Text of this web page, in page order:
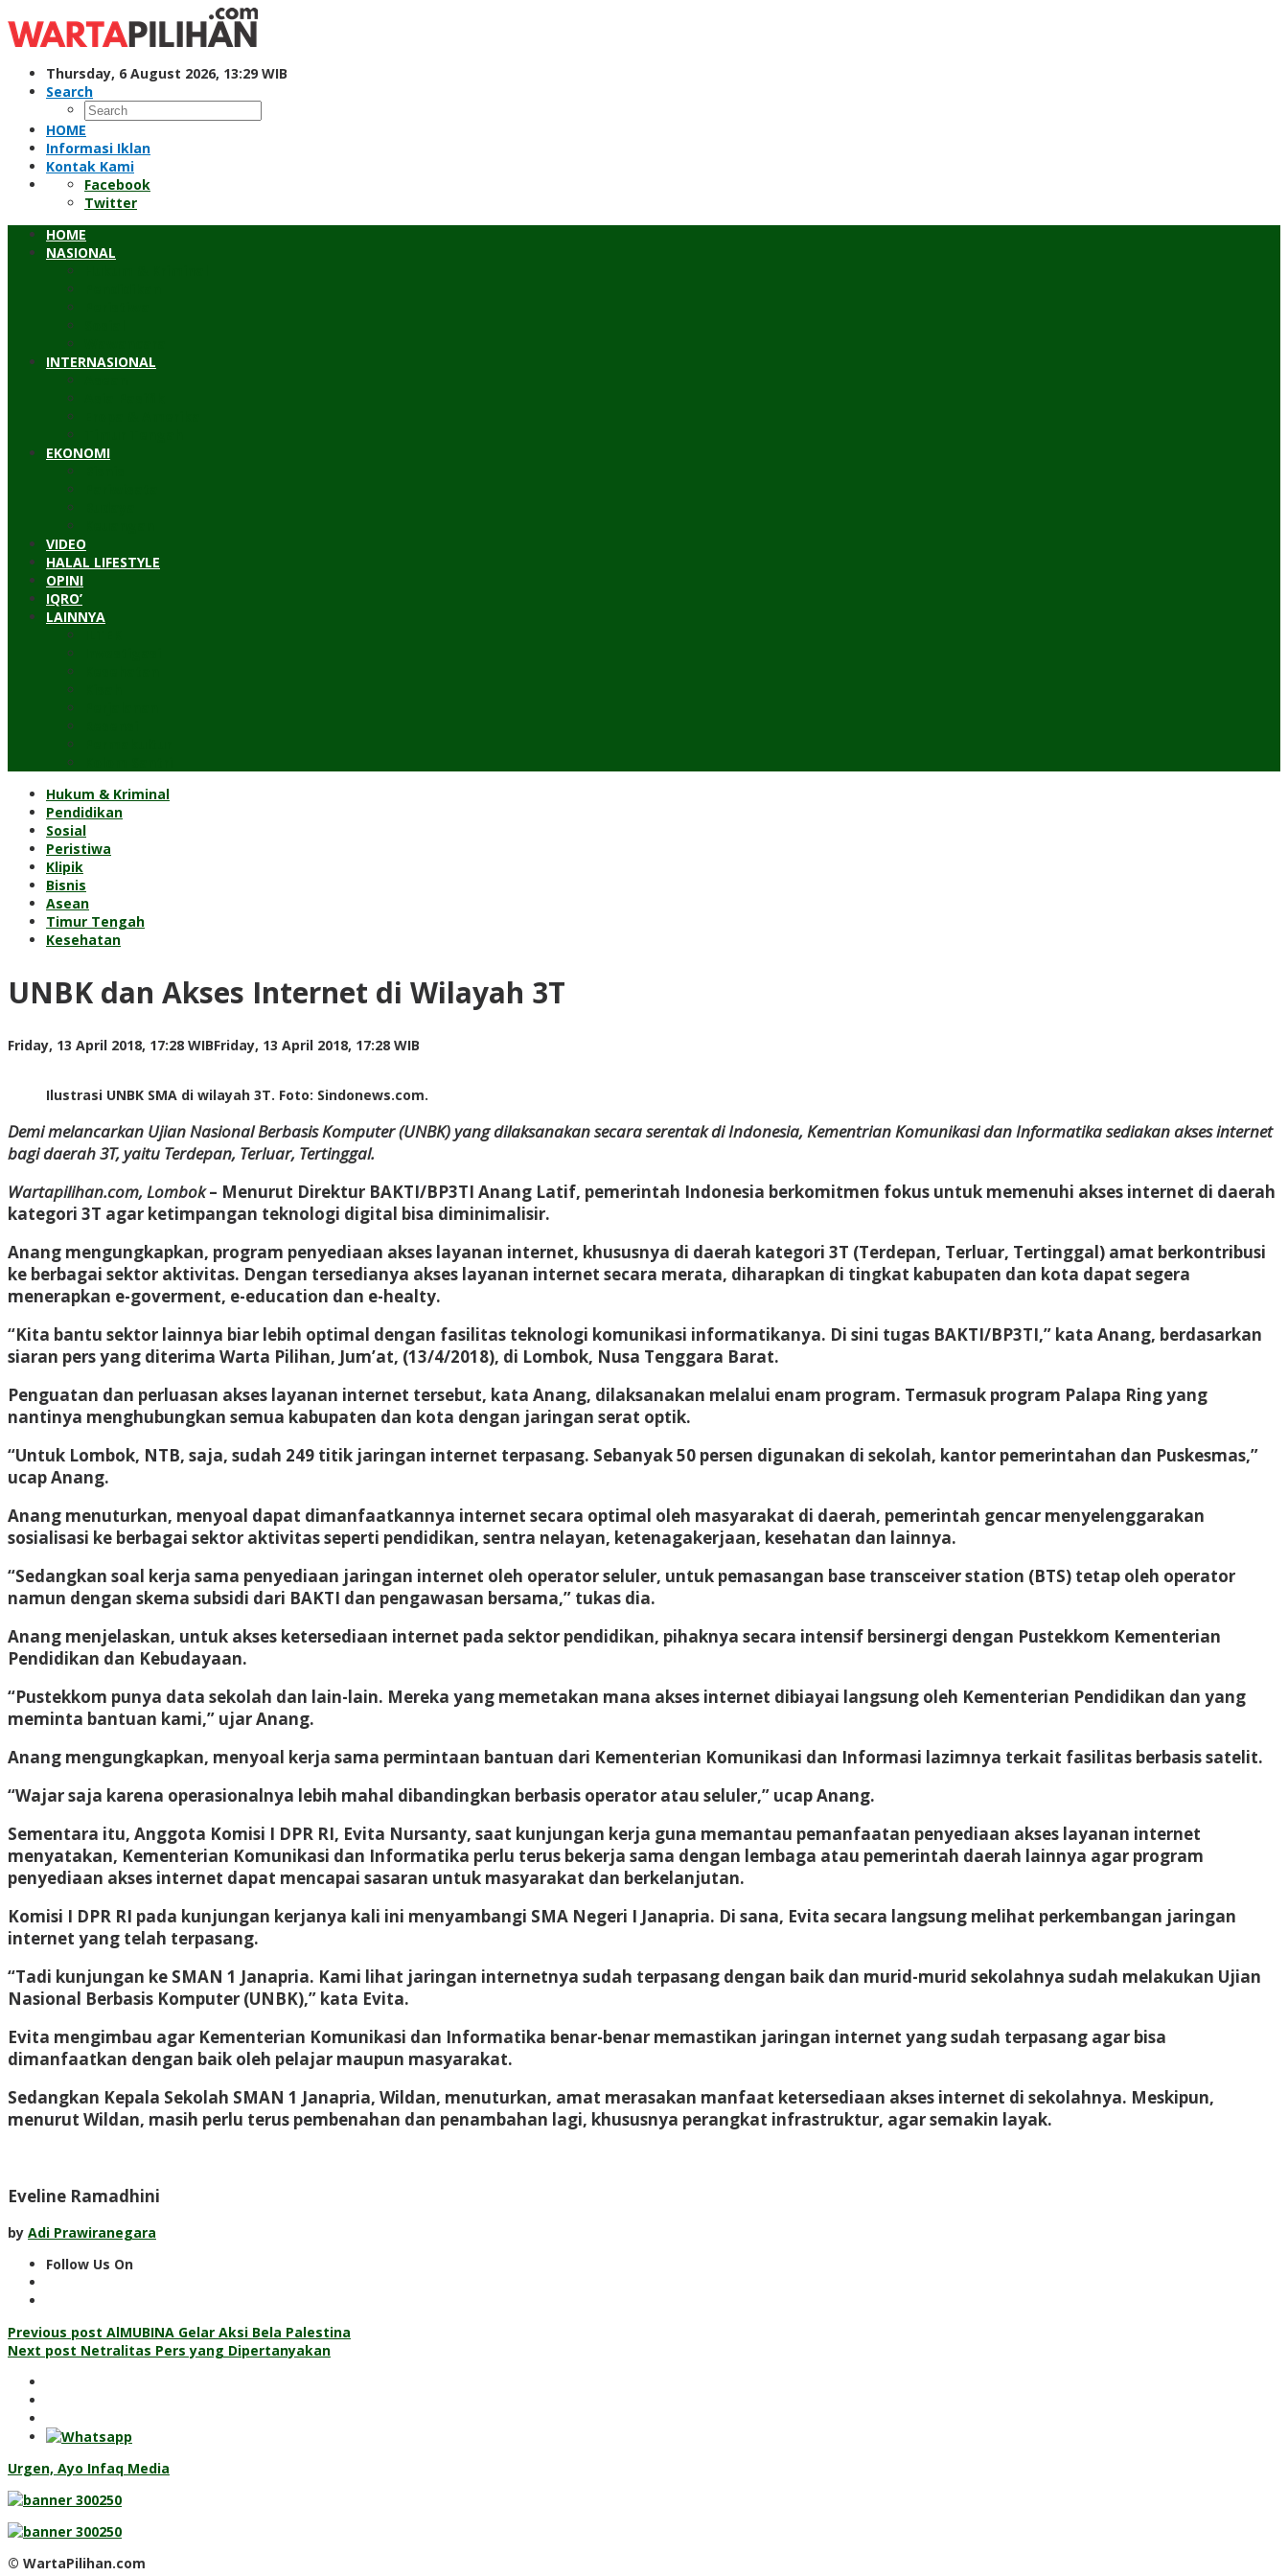
to
content
Thursday, 6 August 2026, 13:29 WIB
Search
HOME
Informasi Iklan
Kontak Kami
Facebook
Twitter
HOME
NASIONAL
INTERNASIONAL
EKONOMI
VIDEO
HALAL LIFESTYLE
OPINI
IQRO’
LAINNYA
Hukum & Kriminal
Pendidikan
Sosial
Peristiwa
Klipik
Bisnis
Asean
Timur Tengah
Kesehatan
UNBK dan Akses Internet di Wilayah 3T
Friday, 13 April 2018, 17:28 WIBFriday, 13 April 2018, 17:28 WIB
Ilustrasi UNBK SMA di wilayah 3T. Foto: Sindonews.com.
Demi melancarkan Ujian Nasional Berbasis Komputer (UNBK) yang dilaksanakan secara serentak di Indonesia, Kementrian Komunikasi dan Informatika sediakan akses internet
bagi daerah 3T, yaitu Terdepan, Terluar, Tertinggal.
Wartapilihan.com, Lombok– Menurut Direktur BAKTI/BP3TI Anang Latif, pemerintah Indonesia berkomitmen fokus untuk memenuhi akses internet di daerah
kategori 3T agar ketimpangan teknologi digital bisa diminimalisir.
Anang mengungkapkan, program penyediaan akses layanan internet, khususnya di daerah kategori 3T (Terdepan, Terluar, Tertinggal) amat berkontribusi
ke berbagai sektor aktivitas. Dengan tersedianya akses layanan internet secara merata, diharapkan di tingkat kabupaten dan kota dapat segera
menerapkan e-goverment, e-education dan e-healty.
“Kita bantu sektor lainnya biar lebih optimal dengan fasilitas teknologi komunikasi informatikanya. Di sini tugas BAKTI/BP3TI,” kata Anang, berdasarkan
siaran pers yang diterima Warta Pilihan, Jum’at, (13/4/2018), di Lombok, Nusa Tenggara Barat.
Penguatan dan perluasan akses layanan internet tersebut, kata Anang, dilaksanakan melalui enam program. Termasuk program Palapa Ring yang
nantinya menghubungkan semua kabupaten dan kota dengan jaringan serat optik.
“Untuk Lombok, NTB, saja, sudah 249 titik jaringan internet terpasang. Sebanyak 50 persen digunakan di sekolah, kantor pemerintahan dan Puskesmas,”
ucap Anang.
Anang menuturkan, menyoal dapat dimanfaatkannya internet secara optimal oleh masyarakat di daerah, pemerintah gencar menyelenggarakan
sosialisasi ke berbagai sektor aktivitas seperti pendidikan, sentra nelayan, ketenagakerjaan, kesehatan dan lainnya.
“Sedangkan soal kerja sama penyediaan jaringan internet oleh operator seluler, untuk pemasangan base transceiver station (BTS) tetap oleh operator
namun dengan skema subsidi dari BAKTI dan pengawasan bersama,” tukas dia.
Anang menjelaskan, untuk akses ketersediaan internet pada sektor pendidikan, pihaknya secara intensif bersinergi dengan Pustekkom Kementerian
Pendidikan dan Kebudayaan.
“Pustekkom punya data sekolah dan lain-lain. Mereka yang memetakan mana akses internet dibiayai langsung oleh Kementerian Pendidikan dan yang
meminta bantuan kami,” ujar Anang.
Anang mengungkapkan, menyoal kerja sama permintaan bantuan dari Kementerian Komunikasi dan Informasi lazimnya terkait fasilitas berbasis satelit.
“Wajar saja karena operasionalnya lebih mahal dibandingkan berbasis operator atau seluler,” ucap Anang.
Sementara itu, Anggota Komisi I DPR RI, Evita Nursanty, saat kunjungan kerja guna memantau pemanfaatan penyediaan akses layanan internet
menyatakan, Kementerian Komunikasi dan Informatika perlu terus bekerja sama dengan lembaga atau pemerintah daerah lainnya agar program
penyediaan akses internet dapat mencapai sasaran untuk masyarakat dan berkelanjutan.
Komisi I DPR RI pada kunjungan kerjanya kali ini menyambangi SMA Negeri I Janapria. Di sana, Evita secara langsung melihat perkembangan jaringan
internet yang telah terpasang.
“Tadi kunjungan ke SMAN 1 Janapria. Kami lihat jaringan internetnya sudah terpasang dengan baik dan murid-murid sekolahnya sudah melakukan Ujian
Nasional Berbasis Komputer (UNBK),” kata Evita.
Evita mengimbau agar Kementerian Komunikasi dan Informatika benar-benar memastikan jaringan internet yang sudah terpasang agar bisa
dimanfaatkan dengan baik oleh pelajar maupun masyarakat.
Sedangkan Kepala Sekolah SMAN 1 Janapria, Wildan, menuturkan, amat merasakan manfaat ketersediaan akses internet di sekolahnya. Meskipun,
menurut Wildan, masih perlu terus pembenahan dan penambahan lagi, khususnya perangkat infrastruktur, agar semakin layak.
Eveline Ramadhini
by Adi Prawiranegara
Follow Us On
Post
navigation
Previous post AlMUBINA Gelar Aksi Bela Palestina
Next post Netralitas Pers yang Dipertanyakan
Urgen, Ayo Infaq Media
© WartaPilihan.com